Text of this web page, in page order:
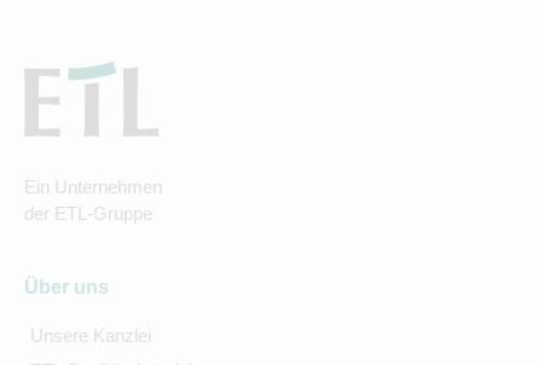
Ein Unternehmen
der ETL-Gruppe
Über uns
Unsere Kanzlei